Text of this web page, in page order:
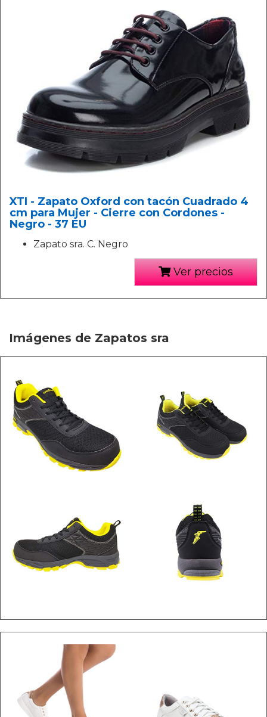
XTI - Zapato Oxford con tacón Cuadrado 4
cm para Mujer - Cierre con Cordones -
Negro - 37 EU
Zapato sra. C. Negro
Ver precios
Imágenes de Zapatos sra